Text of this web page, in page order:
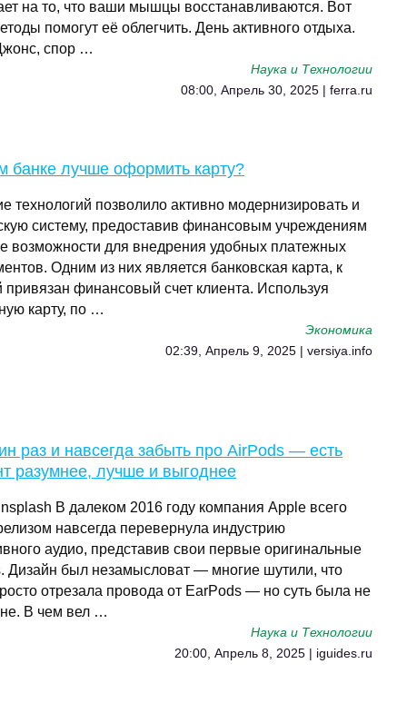
на то, что ваши мышцы восстанавливаются. Вот
помогут её облегчить. День активного отдыха.
спор …
Наука и Технологии
08:00, Апрель 30, 2025 | ferra.ru
банке лучше оформить карту?
технологий позволило активно модернизировать и
систему, предоставив финансовым учреждениям
возможности для внедрения удобных платежных
Одним из них является банковская карта, к
привязан финансовый счет клиента. Используя
карту, по …
Экономика
02:39, Апрель 9, 2025 | versiya.info
раз и навсегда забыть про AirPods — есть
разумнее, лучше и выгоднее
В далеком 2016 году компания Apple всего
навсегда перевернула индустрию
аудио, представив свои первые оригинальные
Дизайн был незамысловат — многие шутили, что
отрезала провода от EarPods — но суть была не
В чем вел …
Наука и Технологии
20:00, Апрель 8, 2025 | iguides.ru